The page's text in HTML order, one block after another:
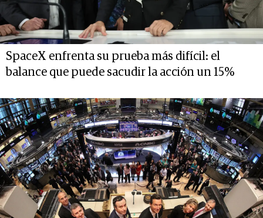
SpaceX enfrenta su prueba más difícil: el
balance que puede sacudir la acción un 15%